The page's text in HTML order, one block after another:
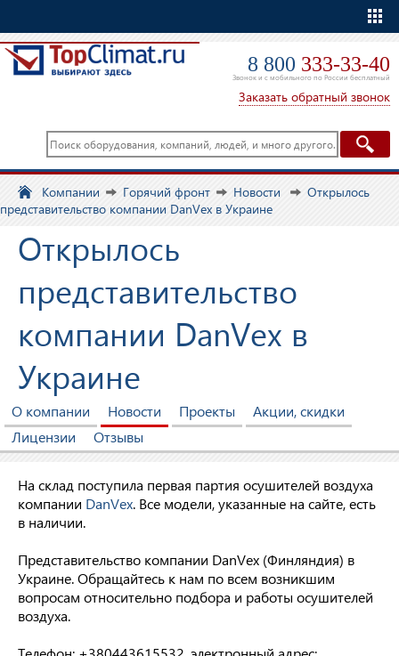
8 800 333-33-40
Звонок и с мобильного по России бесплатный
Заказать обратный звонок
Компании Горячий фронт Новости
Открылось
представительство компании DanVex в Украине
Открылось
представительство
компании DanVex в
Украине
О компании Новости Проекты
Акции, скидки
Лицензии
Отзывы
На склад поступила первая партия осушителей воздуха
компании DanVex. Все модели, указанные на сайте, есть
в наличии.
Представительство компании DanVex (Финляндия) в
Украине. Обращайтесь к нам по всем возникшим
вопросам относительно подбора и работы осушителей
воздуха.